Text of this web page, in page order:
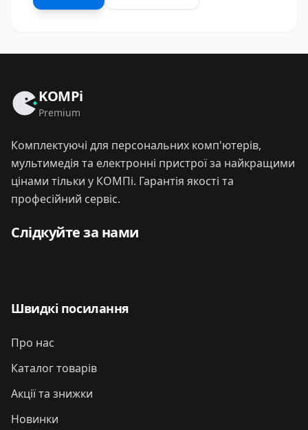
KOMPi
Premium
Комплектуючі для персональних комп'ютерів,
мультимедія та електронні пристрої за найкращими
цінами тільки у КОМПі. Гарантія якості та
професійний сервіс.
Слідкуйте за нами
Швидкі посилання
Про нас
Каталог товарів
Акції та знижки
Новинки